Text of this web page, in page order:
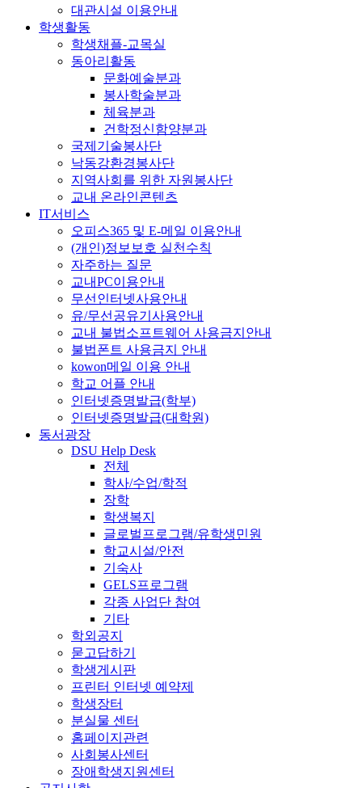
대관시설 이용안내
학생활동
학생채플-교목실
동아리활동
문화예술분과
봉사학술분과
체육분과
건학정신함양분과
국제기술봉사단
낙동강환경봉사단
지역사회를 위한 자원봉사단
교내 온라인콘텐츠
IT서비스
오피스365 및 E-메일 이용안내
(개인)정보보호 실천수칙
자주하는 질문
교내PC이용안내
무선인터넷사용안내
유/무선공유기사용안내
교내 불법소프트웨어 사용금지안내
불법폰트 사용금지 안내
kowon메일 이용 안내
학교 어플 안내
인터넷증명발급(학부)
인터넷증명발급(대학원)
동서광장
DSU Help Desk
전체
학사/수업/학적
장학
학생복지
글로벌프로그램/유학생민원
학교시설/안전
기숙사
GELS프로그램
각종 사업단 참여
기타
학외공지
묻고답하기
학생게시판
프린터 인터넷 예약제
학생장터
분실물 센터
홈페이지관련
사회봉사센터
장애학생지원센터